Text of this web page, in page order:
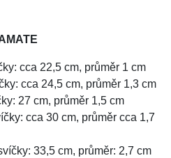
cca 22,5 cm, průměr 1 cm
cca 24,5 cm, průměr 1,3 cm
27 cm, průměr 1,5 cm
cca 30 cm, průměr cca 1,7
33,5 cm, průměr: 2,7 cm